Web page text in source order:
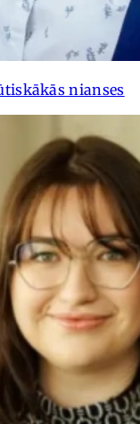
nianses